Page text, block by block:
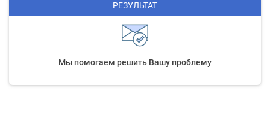
РЕЗУЛЬТАТ
Мы помогаем решить Вашу проблему